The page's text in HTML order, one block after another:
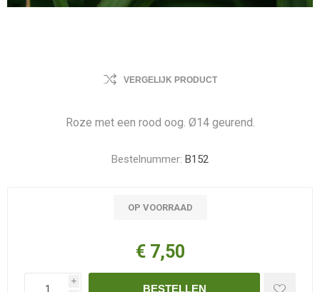
VERGELIJK PRODUCT
Roze met een rood oog. Ø14 geurend.
Bestelnummer: B152
OP VOORRAAD
€ 7,50
i
BESTELLEN